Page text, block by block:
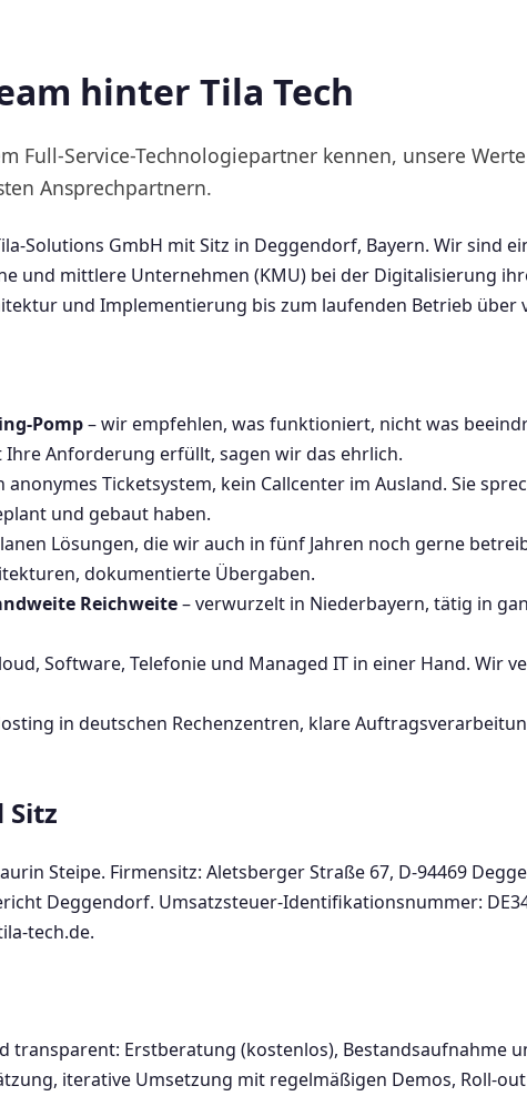
hinter Tila Tech
Full-Service-Technologiepartner kennen, unsere
Ansprechpartnern.
Solutions GmbH mit Sitz in Deggendorf, Bayern. Wir sind
und mittlere Unternehmen (KMU) bei der Digitalisierung
und Implementierung bis zum laufenden Betrieb über
Pomp– wir empfehlen, was funktioniert, nicht was
Anforderung erfüllt, sagen wir das ehrlich.
anonymes Ticketsystem, kein Callcenter im Ausland. Sie
und gebaut haben.
Lösungen, die wir auch in fünf Jahren noch gerne
dokumentierte Übergaben.
Reichweite– verwurzelt in Niederbayern, tätig in
Software, Telefonie und Managed IT in einer Hand. Wir
in deutschen Rechenzentren, klare
Steipe. Firmensitz: Aletsberger Straße 67, D-94469
Deggendorf. Umsatzsteuer-Identifikationsnummer:
tech.de.
Erstberatung (kostenlos), Bestandsaufnahme
iterative Umsetzung mit regelmäßigen Demos, Roll-